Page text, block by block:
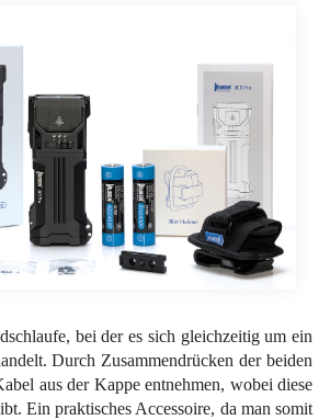
bei der es sich gleichzeitig um ein
Durch Zusammendrücken der beiden
aus der Kappe entnehmen, wobei diese
Ein praktisches Accessoire, da man somit